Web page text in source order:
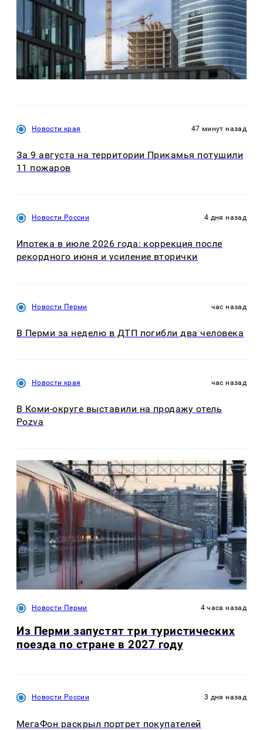
Новости края 47 минут назад
За 9 августа на территории Прикамья потушили
11 пожаров
Новости России 4 дня назад
Ипотека в июле 2026 года: коррекция после
рекордного июня и усиление вторички
Новости Перми час назад
В Перми за неделю в ДТП погибли два человека
Новости края час назад
В Коми-округе выставили на продажу отель
Pozva
Новости Перми 4 часа назад
Из Перми запустят три туристических
поезда по стране в 2027 году
Новости России 3 дня назад
МегаФон раскрыл портрет покупателей